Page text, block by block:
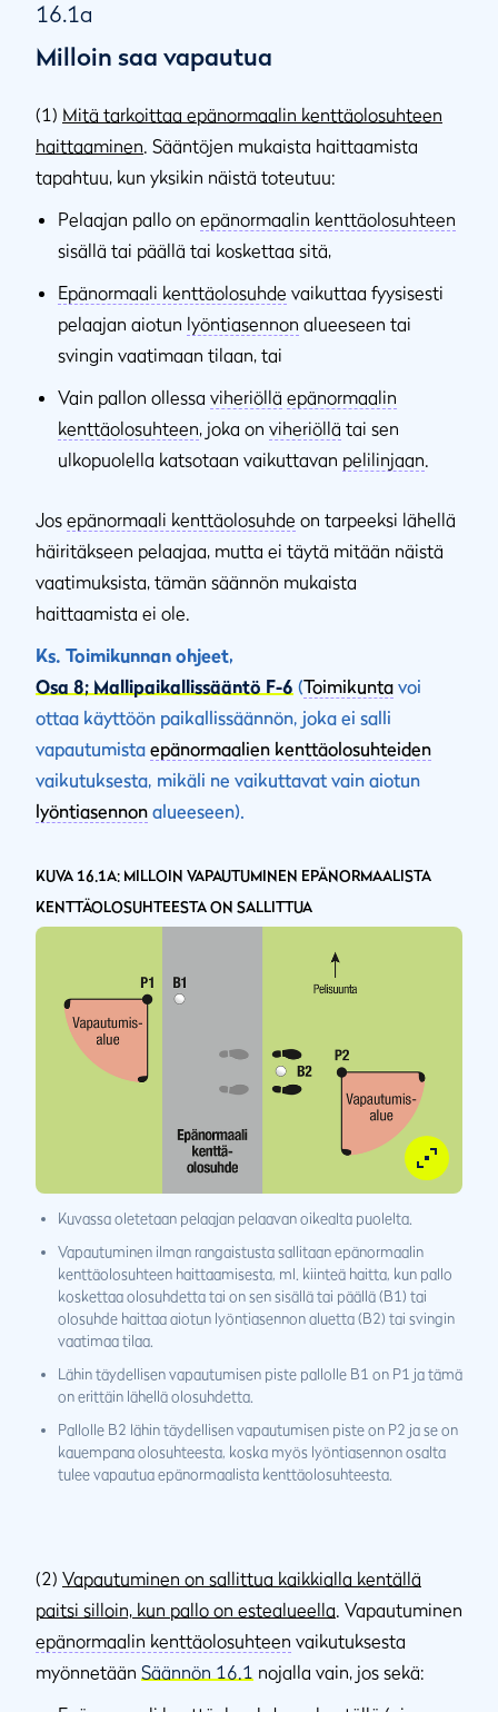
16.1a
Milloin saa vapautua
(1) Mitä tarkoittaa epänormaalin kenttäolosuhteen
haittaaminen. Sääntöjen mukaista haittaamista
tapahtuu, kun yksikin näistä toteutuu:
Pelaajan pallo on epänormaalin kenttäolosuhteen
sisällä tai päällä tai koskettaa sitä,
Epänormaali kenttäolosuhde vaikuttaa fyysisesti
pelaajan aiotun lyöntiasennon alueeseen tai
svingin vaatimaan tilaan, tai
Vain pallon ollessa viheriöllä epänormaalin
kenttäolosuhteen, joka on viheriöllä tai sen
ulkopuolella katsotaan vaikuttavan pelilinjaan.
Jos epänormaali kenttäolosuhde on tarpeeksi lähellä
häiritäkseen pelaajaa, mutta ei täytä mitään näistä
vaatimuksista, tämän säännön mukaista
haittaamista ei ole.
Ks. Toimikunnan ohjeet,
Osa 8; Mallipaikallissääntö F-6 (Toimikunta voi
ottaa käyttöön paikallissäännön, joka ei salli
vapautumista epänormaalien kenttäolosuhteiden
vaikutuksesta, mikäli ne vaikuttavat vain aiotun
lyöntiasennon alueeseen).
KUVA 16.1A: MILLOIN VAPAUTUMINEN EPÄNORMAALISTA
KENTTÄOLOSUHTEESTA ON SALLITTUA
Kuvassa oletetaan pelaajan pelaavan oikealta puolelta.
Vapautuminen ilman rangaistusta sallitaan epänormaalin
kenttäolosuhteen haittaamisesta, ml. kiinteä haitta, kun pallo
koskettaa olosuhdetta tai on sen sisällä tai päällä (B1) tai
olosuhde haittaa aiotun lyöntiasennon aluetta (B2) tai svingin
vaatimaa tilaa.
Lähin täydellisen vapautumisen piste pallolle B1 on P1 ja tämä
on erittäin lähellä olosuhdetta.
Pallolle B2 lähin täydellisen vapautumisen piste on P2 ja se on
kauempana olosuhteesta, koska myös lyöntiasennon osalta
tulee vapautua epänormaalista kenttäolosuhteesta.
(2) Vapautuminen on sallittua kaikkialla kentällä
paitsi silloin, kun pallo on estealueella. Vapautuminen
epänormaalin kenttäolosuhteen vaikutuksesta
myönnetään Säännön 16.1 nojalla vain, jos sekä: